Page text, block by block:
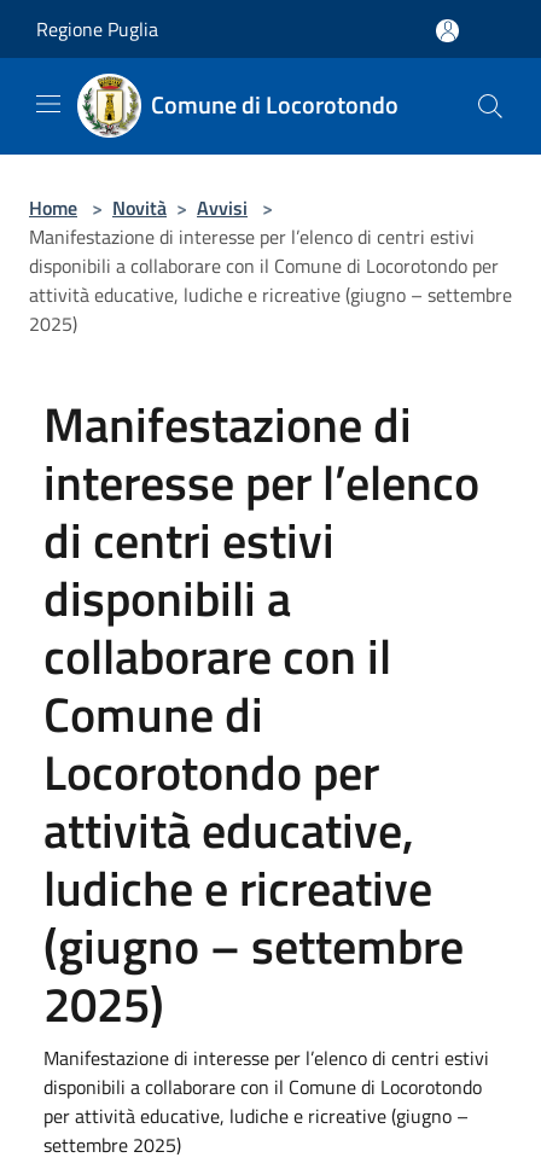
Regione Puglia
Comune di Locorotondo
Home > Novità > Avvisi >
Manifestazione di interesse per l’elenco di centri estivi
disponibili a collaborare con il Comune di Locorotondo per
attività educative, ludiche e ricreative (giugno – settembre
2025)
Manifestazione di
interesse per l’elenco
di centri estivi
disponibili a
collaborare con il
Comune di
Locorotondo per
attività educative,
ludiche e ricreative
(giugno – settembre
2025)
Manifestazione di interesse per l’elenco di centri estivi
disponibili a collaborare con il Comune di Locorotondo
per attività educative, ludiche e ricreative (giugno –
settembre 2025)